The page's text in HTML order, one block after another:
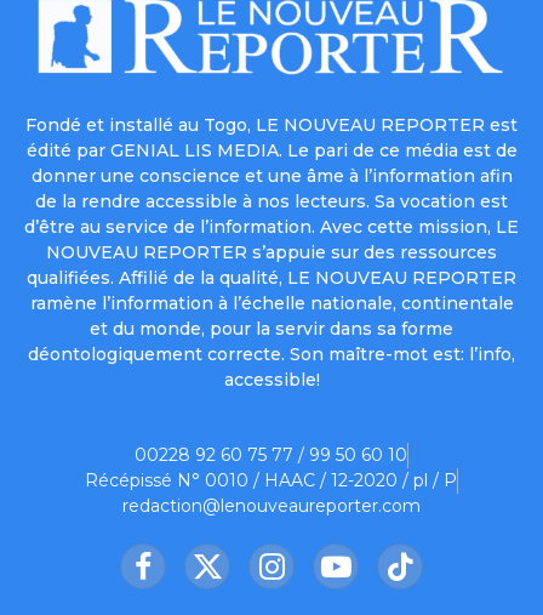
Fondé et installé au Togo, LE NOUVEAU REPORTER est
édité par GENIAL LIS MEDIA. Le pari de ce média est de
donner une conscience et une âme à l’information afin
de la rendre accessible à nos lecteurs. Sa vocation est
d’être au service de l’information. Avec cette mission, LE
NOUVEAU REPORTER s’appuie sur des ressources
qualifiées. Affilié de la qualité, LE NOUVEAU REPORTER
ramène l’information à l’échelle nationale, continentale
et du monde, pour la servir dans sa forme
déontologiquement correcte. Son maître-mot est: l’info,
accessible!
00228 92 60 75 77 / 99 50 60 10
Récépissé N° 0010 / HAAC / 12-2020 / pl / P
redaction@lenouveaureporter.com
Facebook
X
InstagramYouTubeTikTok